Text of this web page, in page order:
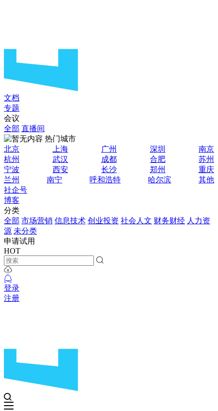
文档
专题
会议
全部 直播间
热门城市
北京
上海 广州 深圳
南京
杭州
武汉 成都 合肥
苏州
宁波
西安 长沙 郑州
重庆
兰州
南宁 呼和浩特 哈尔滨
其他
社企号
博客
分类
全部 市场营销 信息技术 创业投资 社会人文 财务财经 人力资
源 未分类
申请试用
HOT
登录
注册